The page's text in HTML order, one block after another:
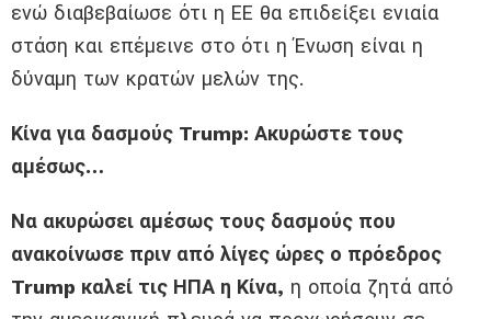
ενώ διαβεβαίωσε ότι η ΕΕ θα επιδείξει ενιαία
στάση και επέμεινε στο ότι η Ένωση είναι η
δύναμη των κρατών μελών της.
Κίνα για δασμούς Trump: Ακυρώστε τους
αμέσως…
Να ακυρώσει αμέσως τους δασμούς που
ανακοίνωσε πριν από λίγες ώρες ο πρόεδρος
Trump καλεί τις ΗΠΑ η Κίνα, η οποία ζητά από